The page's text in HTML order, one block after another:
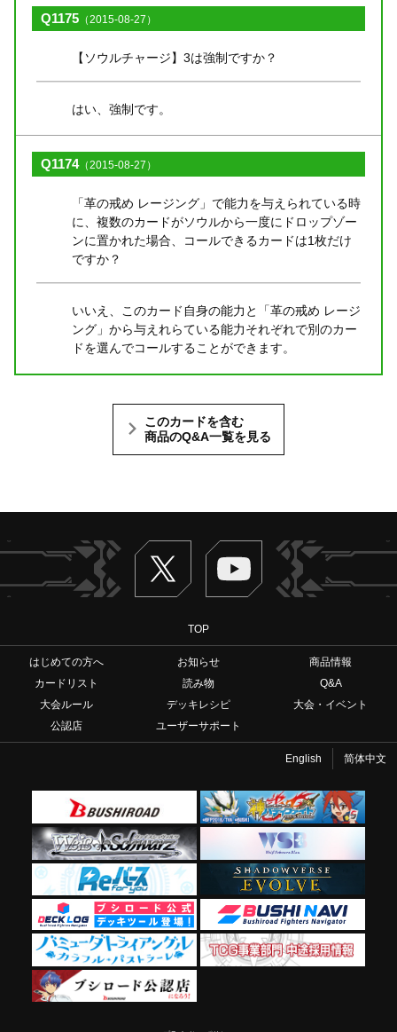
Q1175 （2015-08-27）
【ソウルチャージ】3は強制ですか？
はい、強制です。
Q1174（2015-08-27）
「革の戒め レージング」で能力を与えられている時
に、複数のカードがソウルから一度にドロップゾー
ンに置かれた場合、コールできるカードは1枚だけ
ですか？
いいえ、このカード自身の能力と「革の戒め レージ
ング」から与えれらている能力それぞれで別のカー
ドを選んでコールすることができます。
このカードを含む
商品のQ&A一覧を見る
Twitter ヴァンガードch
TOP
はじめての方へ お知らせ
商品情報
カードリスト
読み物
Q&A
大会ルール
デッキレシピ
大会・イベント
公認店
ユーザーサポート
English 简体中文